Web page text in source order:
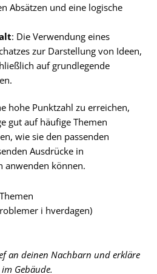
Absätzen und eine logische
: Die Verwendung eines
zur Darstellung von Ideen,
auf grundlegende
hohe Punktzahl zu erreichen,
gut auf häufige Themen
wie sie den passenden
Ausdrücke in
anwenden können.
i hverdagen)
an deinen Nachbarn und erkläre
Gebäude.